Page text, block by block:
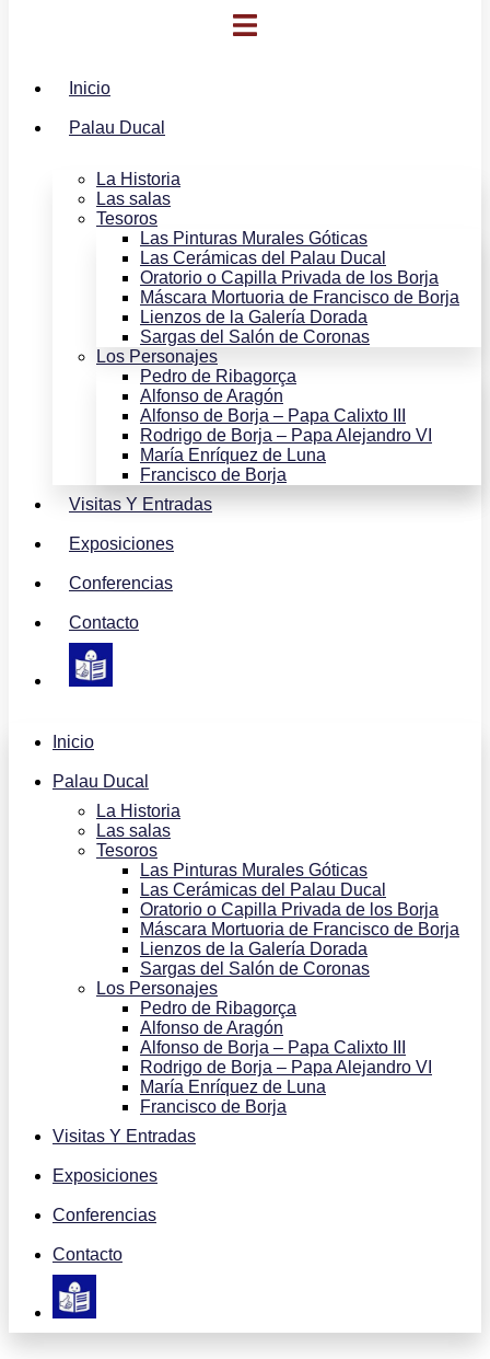
Inicio
Palau Ducal
La Historia
Las salas
Tesoros
Las Pinturas Murales Góticas
Las Cerámicas del Palau Ducal
Oratorio o Capilla Privada de los Borja
Máscara Mortuoria de Francisco de Borja
Lienzos de la Galería Dorada
Sargas del Salón de Coronas
Los Personajes
Pedro de Ribagorça
Alfonso de Aragón
Alfonso de Borja – Papa Calixto III
Rodrigo de Borja – Papa Alejandro VI
María Enríquez de Luna
Francisco de Borja
Visitas Y Entradas
Exposiciones
Conferencias
Contacto
Inicio
Palau Ducal
La Historia
Las salas
Tesoros
Las Pinturas Murales Góticas
Las Cerámicas del Palau Ducal
Oratorio o Capilla Privada de los Borja
Máscara Mortuoria de Francisco de Borja
Lienzos de la Galería Dorada
Sargas del Salón de Coronas
Los Personajes
Pedro de Ribagorça
Alfonso de Aragón
Alfonso de Borja – Papa Calixto III
Rodrigo de Borja – Papa Alejandro VI
María Enríquez de Luna
Francisco de Borja
Visitas Y Entradas
Exposiciones
Conferencias
Contacto